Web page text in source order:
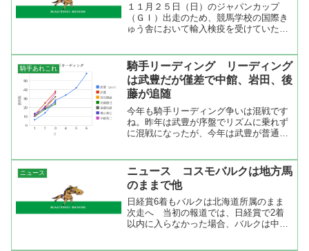
１１月２５日（日）のジャパンカップ
（ＧＩ）出走のため、競馬学校の国際き
ゅう舎において輸入検疫を受けていたデ
炎（ＥＶＡ）の陰性が確認できなかった
ため、日本とアイルランド両...
騎手あれこれ
騎手リーディング リーディング
は武豊だが僅差で中館、岩田、後
藤が追随
今年も騎手リーディング争いは混戦です
ね。昨年は武豊が序盤でリズムに乗れず
に混戦になったが、今年は武豊が普通に
言ってもローカルの帝王中館英二が勝ち
まくっている。勝率では武...
ニュース
ニュース コスモバルクは地方馬
のままで他
日経賞6着もバルクは北海道所属のまま
次走へ 当初の報道では、日経賞で2着
以内に入らなかった場合、バルクは中央